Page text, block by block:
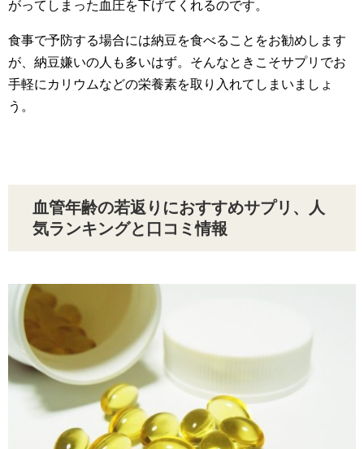
がってしまった血圧を下げてくれるのです。
食事で予防する場合には納豆を食べることをお勧めします
が、納豆嫌いの人も多いはず。そんなときこそサプリでお
手軽にカリウムなどの栄養素を取り入れてしまいましょ
う。
血管年齢の若返りにおすすめサプリ、人
気ランキングと口コミ情報